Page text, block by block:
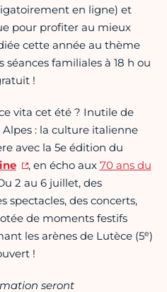
en ligne) et
pour profiter au mieux
cette année au thème
séances familiales à 18 h ou
!
vita cet été ? Inutile de
: la culture italienne
avec la 5e édition du
, en écho aux 70 ans du
2 au 6 juillet, des
spectacles, des concerts,
de moments festifs
les arènes de Lutèce (5e)
!
seront